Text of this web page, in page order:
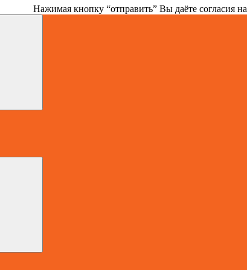
Нажимая кнопку “отправить” Вы даёте согласия на